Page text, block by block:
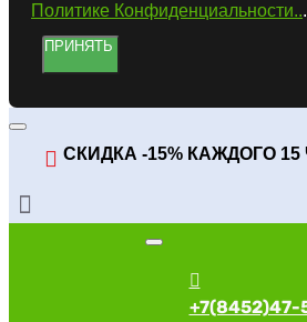
Политике Конфиденциальности...
ПРИНЯТЬ
СКИДКА -15% КАЖДОГО
+7(8452)47-